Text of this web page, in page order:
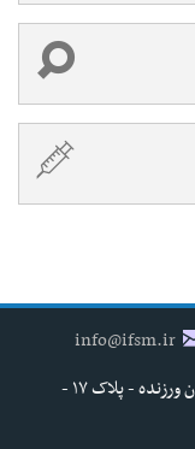
info@ifsm.ir
تهران - خیابان شهید مفتح جنوبی - خیابان ورزنده - پلاک ۱۷ -